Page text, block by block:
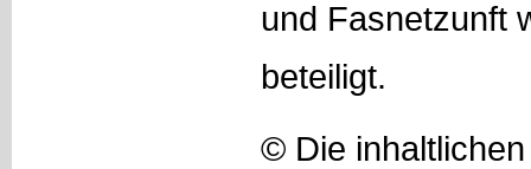
und Fasnetzunft
beteiligt.
© Die